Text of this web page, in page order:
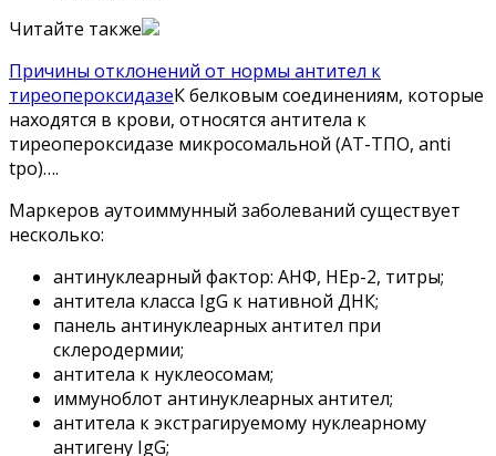
Читайте также
Причины отклонений от нормы антител к
тиреопероксидазеК белковым соединениям, которые
находятся в крови, относятся антитела к
тиреопероксидазе микросомальной (АТ-ТПО, anti
tpo)….
Маркеров аутоиммунный заболеваний существует
несколько:
антинуклеарный фактор: АНФ, НЕр-2, титры;
антитела класса IgG к нативной ДНК;
панель антинуклеарных антител при
склеродермии;
антитела к нуклеосомам;
иммуноблот антинуклеарных антител;
антитела к экстрагируемому нуклеарному
антигену IgG;